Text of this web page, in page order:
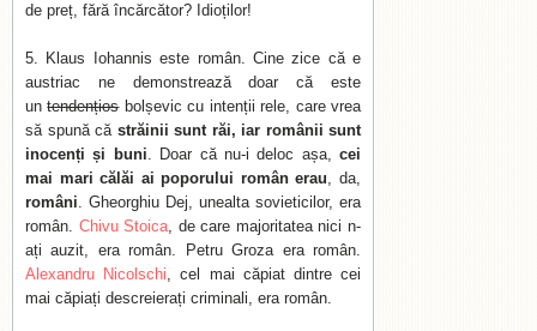
de preț, fără încărcător? Idioților!
Klaus Iohannis este român. Cine zice că e
austriac ne demonstrează doar că este
untendențiosbolșevic cu intenții rele, care vrea
să spună căstrăinii sunt răi, iar românii sunt
inocenți și buni. Doar că nu-i deloc așa, cei
mai mari călăi ai poporului român erau, da,
români. Gheorghiu Dej, unealta sovieticilor, era
român. Chivu Stoica, de care majoritatea nici n-
ați auzit, era român. Petru Groza era român.
Alexandru Nicolschi, cel mai căpiat dintre cei
mai căpiați descreierați criminali, era român.